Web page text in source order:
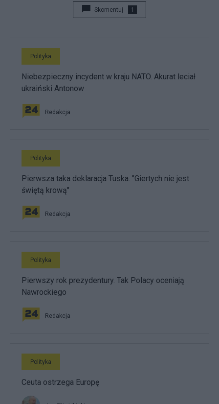
Skomentuj 1
Polityka
Niebezpieczny incydent w kraju NATO. Akurat leciał
ukraiński Antonow
Redakcja
Polityka
Pierwsza taka deklaracja Tuska. "Giertych nie jest
świętą krową"
Redakcja
Polityka
Pierwszy rok prezydentury. Tak Polacy oceniają
Nawrockiego
Redakcja
Polityka
Ceuta ostrzega Europę